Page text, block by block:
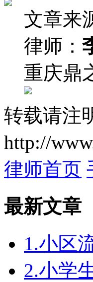
文章来
律师：
重庆鼎
转载请注
http://
律师首页
最新文章
1.小区
2.小学